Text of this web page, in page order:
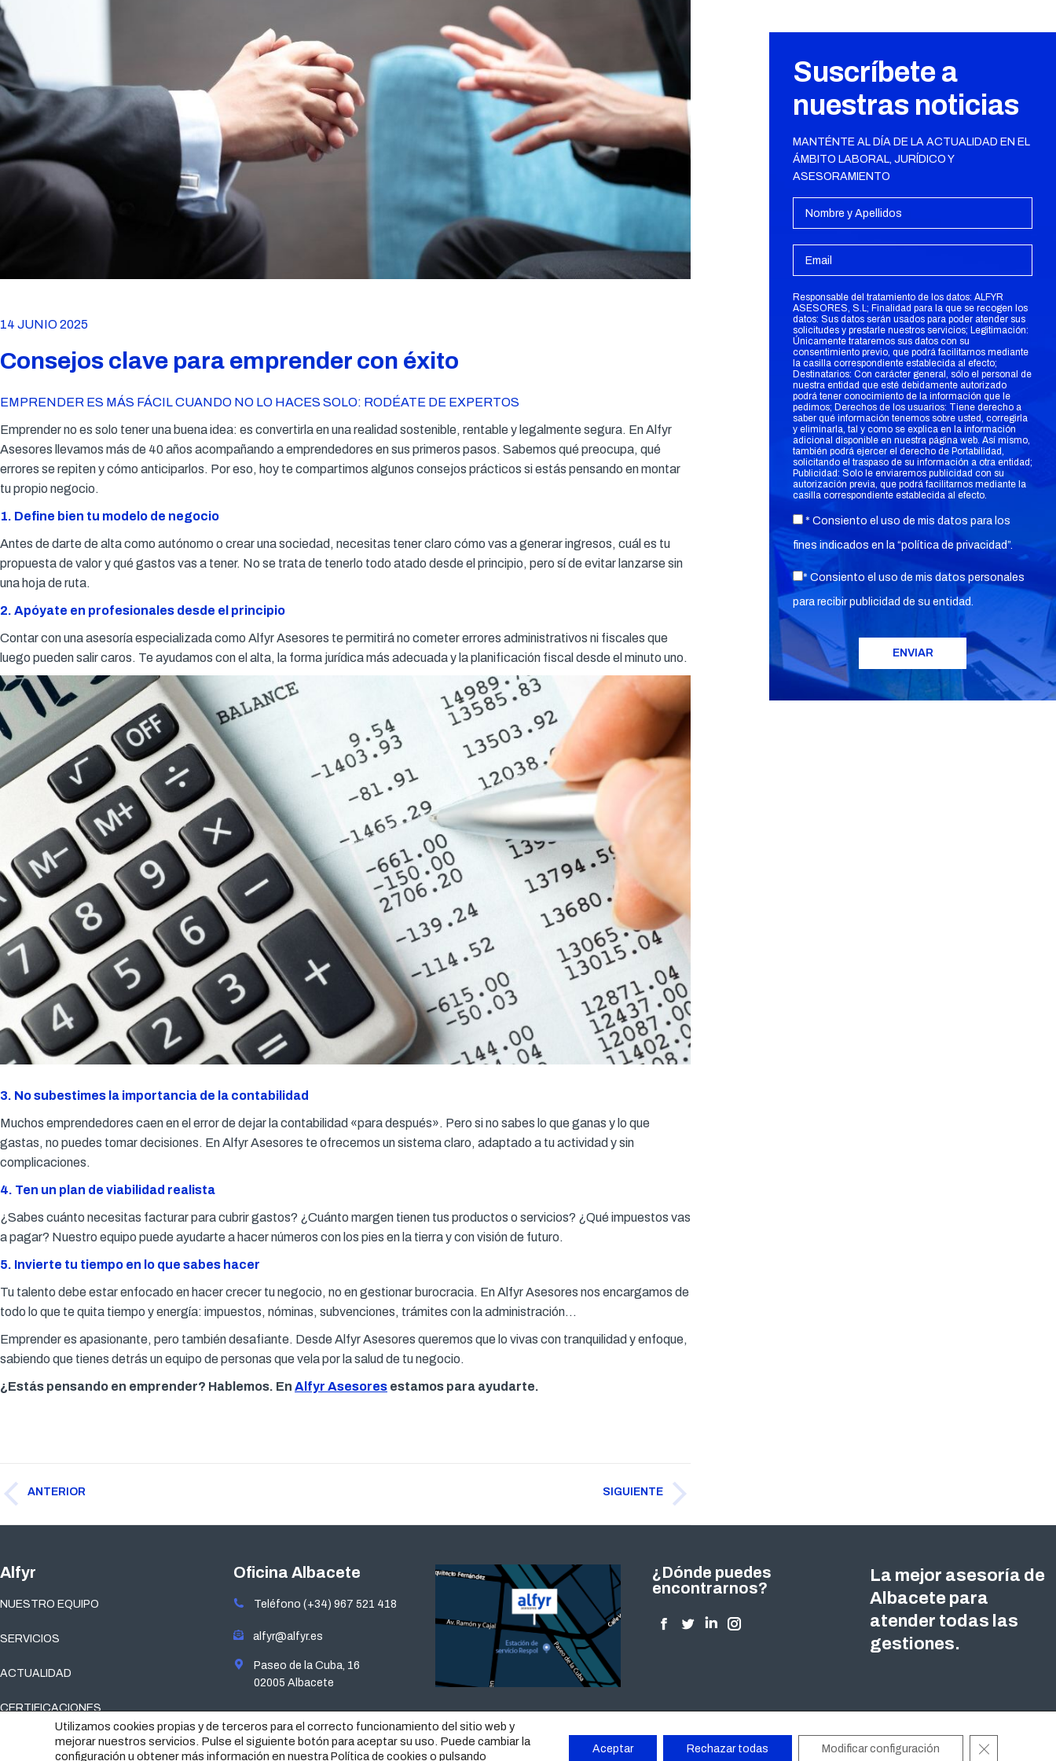
14 JUNIO 2025
Consejos clave para emprender con éxito
EMPRENDER ES MÁS FÁCIL CUANDO NO LO HACES SOLO: RODÉATE DE EXPERTOS
Emprender no es solo tener una buena idea: es convertirla en una realidad sostenible, rentable y legalmente segura. En Alfyr
Asesores llevamos más de 40 años acompañando a emprendedores en sus primeros pasos. Sabemos qué preocupa, qué
errores se repiten y cómo anticiparlos. Por eso, hoy te compartimos algunos consejos prácticos si estás pensando en montar
tu propio negocio.
1. Define bien tu modelo de negocio
Antes de darte de alta como autónomo o crear una sociedad, necesitas tener claro cómo vas a generar ingresos, cuál es tu
propuesta de valor y qué gastos vas a tener. No se trata de tenerlo todo atado desde el principio, pero sí de evitar lanzarse sin
una hoja de ruta.
2. Apóyate en profesionales desde el principio
Contar con una asesoría especializada como Alfyr Asesores te permitirá no cometer errores administrativos ni fiscales que
luego pueden salir caros. Te ayudamos con el alta, la forma jurídica más adecuada y la planificación fiscal desde el minuto uno.
3. No subestimes la importancia de la contabilidad
Muchos emprendedores caen en el error de dejar la contabilidad «para después». Pero si no sabes lo que ganas y lo que
gastas, no puedes tomar decisiones. En Alfyr Asesores te ofrecemos un sistema claro, adaptado a tu actividad y sin
complicaciones.
4. Ten un plan de viabilidad realista
¿Sabes cuánto necesitas facturar para cubrir gastos? ¿Cuánto margen tienen tus productos o servicios? ¿Qué impuestos vas
a pagar? Nuestro equipo puede ayudarte a hacer números con los pies en la tierra y con visión de futuro.
5. Invierte tu tiempo en lo que sabes hacer
Tu talento debe estar enfocado en hacer crecer tu negocio, no en gestionar burocracia. En Alfyr Asesores nos encargamos de
todo lo que te quita tiempo y energía: impuestos, nóminas, subvenciones, trámites con la administración…
Emprender es apasionante, pero también desafiante. Desde Alfyr Asesores queremos que lo vivas con tranquilidad y enfoque,
sabiendo que tienes detrás un equipo de personas que vela por la salud de tu negocio.
¿Estás pensando en emprender? Hablemos. En Alfyr Asesores estamos para ayudarte.
entreANTERIOR
anterior:
SIGUIENTE
siguiente:
Suscríbete a
nuestras noticias
MANTÉNTE AL DÍA DE LA ACTUALIDAD EN EL
ÁMBITO LABORAL, JURÍDICO Y
ASESORAMIENTO
Responsable del tratamiento de los datos: ALFYR
ASESORES, S.L; Finalidad para la que se recogen los
datos: Sus datos serán usados para poder atender sus
solicitudes y prestarle nuestros servicios; Legitimación:
Únicamente trataremos sus datos con su
consentimiento previo, que podrá facilitarnos mediante
la casilla correspondiente establecida al efecto;
Destinatarios: Con carácter general, sólo el personal de
nuestra entidad que esté debidamente autorizado
podrá tener conocimiento de la información que le
pedimos; Derechos de los usuarios: Tiene derecho a
saber qué información tenemos sobre usted, corregirla
y eliminarla, tal y como se explica en la información
adicional disponible en nuestra página web. Así mismo,
también podrá ejercer el derecho de Portabilidad,
solicitando el traspaso de su información a otra entidad;
Publicidad: Solo le enviaremos publicidad con su
autorización previa, que podrá facilitarnos mediante la
casilla correspondiente establecida al efecto.
* Consiento el uso de mis datos para los
fines indicados en la “política de privacidad”.
* Consiento el uso de mis datos personales
para recibir publicidad de su entidad.
Alfyr
NUESTRO EQUIPO
SERVICIOS
ACTUALIDAD
CERTIFICACIONES
Oficina Albacete
Teléfono (+34) 967 521 418
alfyr@alfyr.es
Paseo de la Cuba, 16
02005 Albacete
¿Dónde puedes
encontrarnos?
Encuéntranos en:
Facebook
new
window
Twitter
new
window
Linkedin
new
window
Instagram
new
window
La mejor asesoría de
Albacete para
atender todas las
gestiones.
Utilizamos cookies propias y de terceros para el correcto funcionamiento del sitio web y
mejorar nuestros servicios. Pulse el siguiente botón para aceptar su uso. Puede cambiar la
configuración u obtener más información en nuestra Política de cookies o pulsando
Aceptar Rechazar todas Modificar configuración Cerrar el